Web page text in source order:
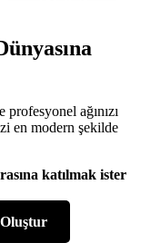
ağınızı
en modern şekilde
katılmak ister